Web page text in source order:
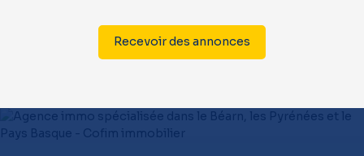
Recevoir des annonces